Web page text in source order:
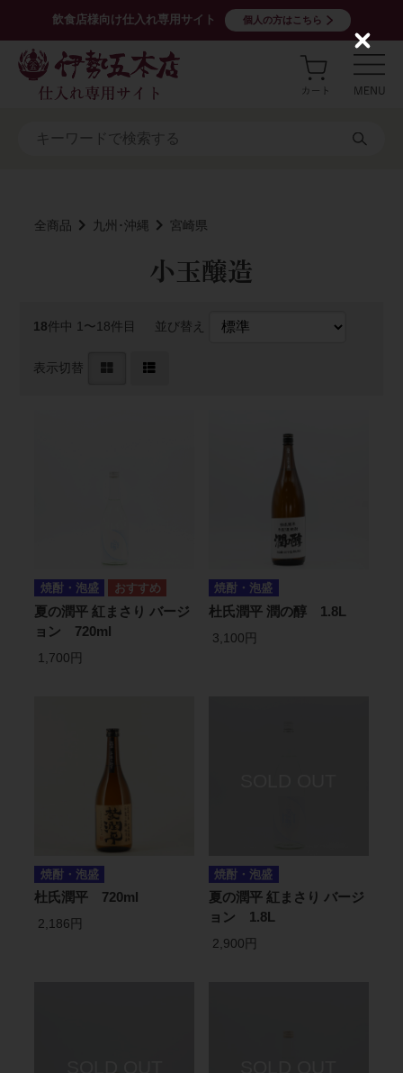
飲食店様向け仕入れ専用サイト 個人の方はこちら
全商品 九州･沖縄 宮崎県
小玉醸造
18件中 1〜18件目 並び替え
表示切替
焼酎・泡盛
夏の潤平 紅まさり バージ
ョン 720ml
1,700円
焼酎・泡盛
杜氏潤平 潤の醇 1.8L
3,100円
焼酎・泡盛
杜氏潤平 720ml
2,186円
焼酎・泡盛
夏の潤平 紅まさり バージ
ョン 1.8L
2,900円
C
l
s